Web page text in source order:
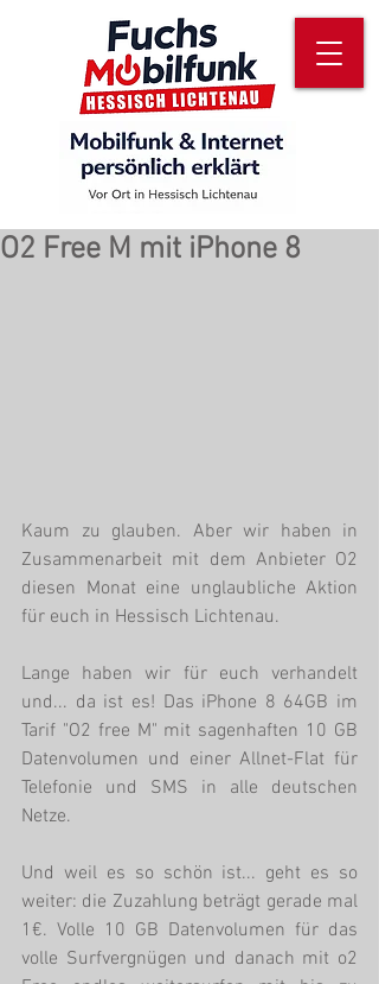
O2 Free M mit iPhone 8
Kaum zu glauben. Aber wir haben in
Zusammenarbeit mit dem Anbieter O2
diesen Monat eine unglaubliche Aktion
für euch in Hessisch Lichtenau.
Lange haben wir für euch verhandelt
und... da ist es! Das iPhone 8 64GB im
Tarif "O2 free M" mit sagenhaften 10 GB
Datenvolumen und einer Allnet-Flat für
Telefonie und SMS in alle deutschen
Netze.
Und weil es so schön ist... geht es so
weiter: die Zuzahlung beträgt gerade mal
1€. Volle 10 GB Datenvolumen für das
volle Surfvergnügen und danach mit o2